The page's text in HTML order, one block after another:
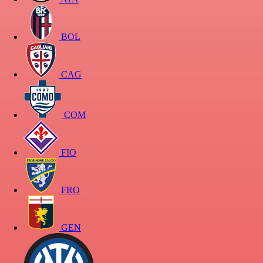
BOL
CAG
COM
FIO
FRO
GEN